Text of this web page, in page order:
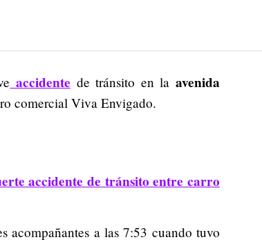
accidente de tránsito en la avenida
comercial Viva Envigado.
accidente de tránsito entre carro
acompañantes a las 7:53 cuando tuvo